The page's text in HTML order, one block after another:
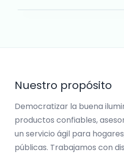
Nuestro propósito
Democratizar la buena
productos confiables,
un servicio ágil para
públicas. Trabajamos con